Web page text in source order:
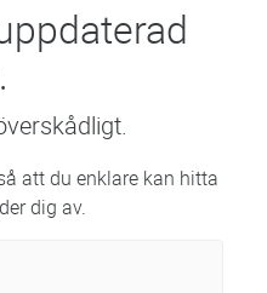
att du enklare kan hitta
dig av.